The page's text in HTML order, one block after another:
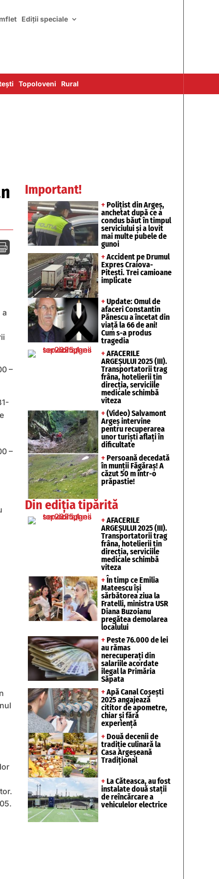
Ediții speciale
Topoloveni Rural
a
–
–
Important!
+ Polițist din Argeș,
anchetat după ce a
condus băut în timpul
serviciului și a lovit
mai multe pubele de
gunoi
+ Accident pe Drumul
Expres Craiova-
Pitești. Trei camioane
implicate
+ Update: Omul de
afaceri Constantin
Pănescu a încetat din
viață la 66 de ani!
Cum s-a produs
tragedia
+ AFACERILE
ARGEȘULUI 2025 (III).
Transportatorii trag
frâna, hotelierii țin
direcția, serviciile
medicale schimbă
viteza
+ (Video) Salvamont
Argeș intervine
pentru recuperarea
unor turişti aflaţi în
dificultate
+ Persoană decedată
în munții Făgăraș! A
căzut 50 m într-o
prăpastie!
Din ediția tipărită
+ AFACERILE
ARGEȘULUI 2025 (III).
Transportatorii trag
frâna, hotelierii țin
direcția, serviciile
medicale schimbă
viteza
+ În timp ce Emilia
Mateescu își
sărbătorea ziua la
Fratelli, ministra USR
Diana Buzoianu
pregătea demolarea
localului
+ Peste 76.000 de lei
au rămas
nerecuperați din
salariile acordate
ilegal la Primăria
Săpata
+ Apă Canal Coșești
2025 angajează
cititor de apometre,
chiar și fără
experiență
+ Două decenii de
tradiție culinară la
Casa Argeșeană
Tradițional
+ La Căteasca, au fost
instalate două stații
de reîncărcare a
vehiculelor electrice